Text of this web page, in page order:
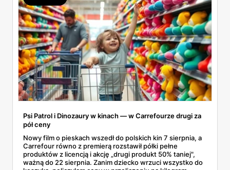
Psi Patrol i Dinozaury w kinach — w Carrefourze drugi za
pół ceny
Nowy film o pieskach wszedł do polskich kin 7 sierpnia, a
Carrefour równo z premierą rozstawił półki pełne
produktów z licencją i akcję „drugi produkt 50% taniej",
ważną do 22 sierpnia. Zanim dziecko wrzuci wszystko do